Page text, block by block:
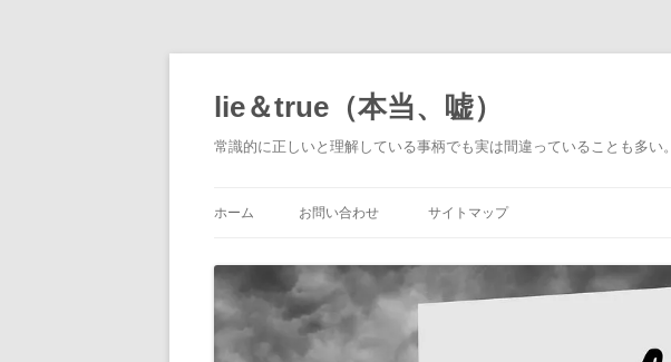
ン
ツ
へ
ス
lie＆true（本当、嘘）
常識的に正しいと理解している事柄でも実は間違っていることも多い。
ホーム お問い合わせ サイトマップ